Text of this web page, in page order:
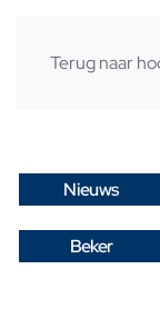
Terug naar
Nieuws
Beker